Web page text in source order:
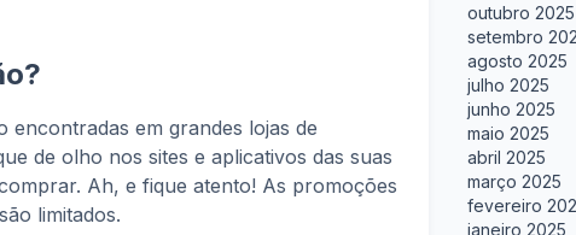
encontradas em grandes lojas de
de olho nos sites e aplicativos das suas
Ah, e fique atento! As promoções
limitados.
outubro 2025
setembro
agosto 2025
julho 2025
junho 2025
maio 2025
abril 2025
março 2025
fevereiro
janeiro 2025